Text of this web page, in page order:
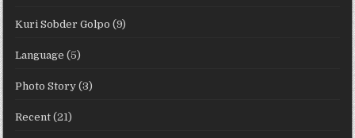
Kuri Sobder Golpo (9)
Language (5)
Photo Story (3)
Recent (21)